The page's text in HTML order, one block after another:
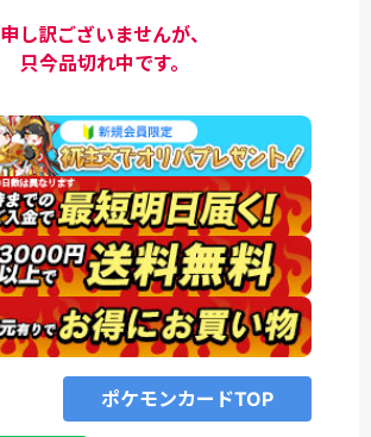
申し訳ございませんが、
只今品切れ中です。
ポケモンカードTOP